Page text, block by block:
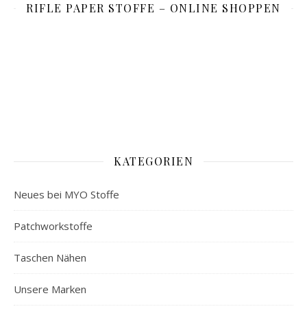
RIFLE PAPER STOFFE – ONLINE SHOPPEN
KATEGORIEN
Neues bei MYO Stoffe
Patchworkstoffe
Taschen Nähen
Unsere Marken